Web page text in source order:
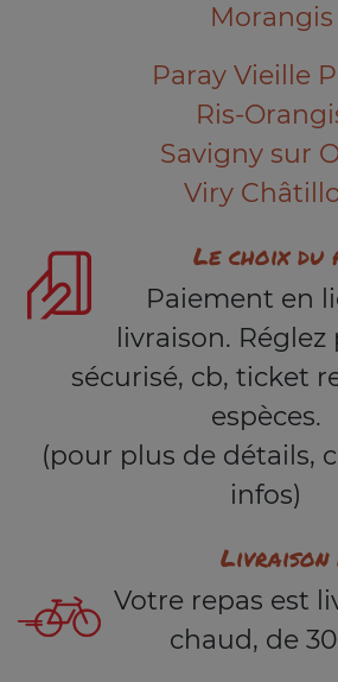
Morangis
Paray Vieille
Ris-
Savigny sur
Viry
Le choix du
Paiement en
livraison.
sécurisé, cb, ticket
espèces.
(pour plus de détails,
infos)
Livraison
Votre repas est
chaud, de